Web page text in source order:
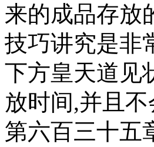
来的成品存放
技巧讲究是非
下方皇天道见
放时间,并且
第六百三十五